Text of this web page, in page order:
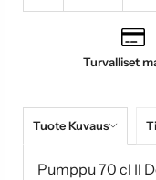
Turvalliset
Tuote Kuvaus
Pumppu 70 cl Il